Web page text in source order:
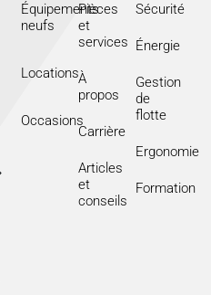
Équipements
neufs
Locations
Occasions
Pièces
et
services
À
propos
Carrière
Articles
et
conseils
Sécurité
Énergie
Gestion
de
flotte
Ergonomie
Formation